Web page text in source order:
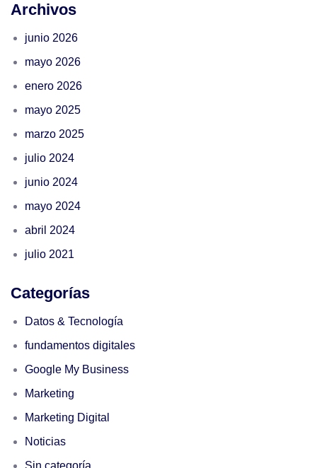
Archivos
junio 2026
mayo 2026
enero 2026
mayo 2025
marzo 2025
julio 2024
junio 2024
mayo 2024
abril 2024
julio 2021
Categorías
Datos & Tecnología
fundamentos digitales
Google My Business
Marketing
Marketing Digital
Noticias
Sin categoría